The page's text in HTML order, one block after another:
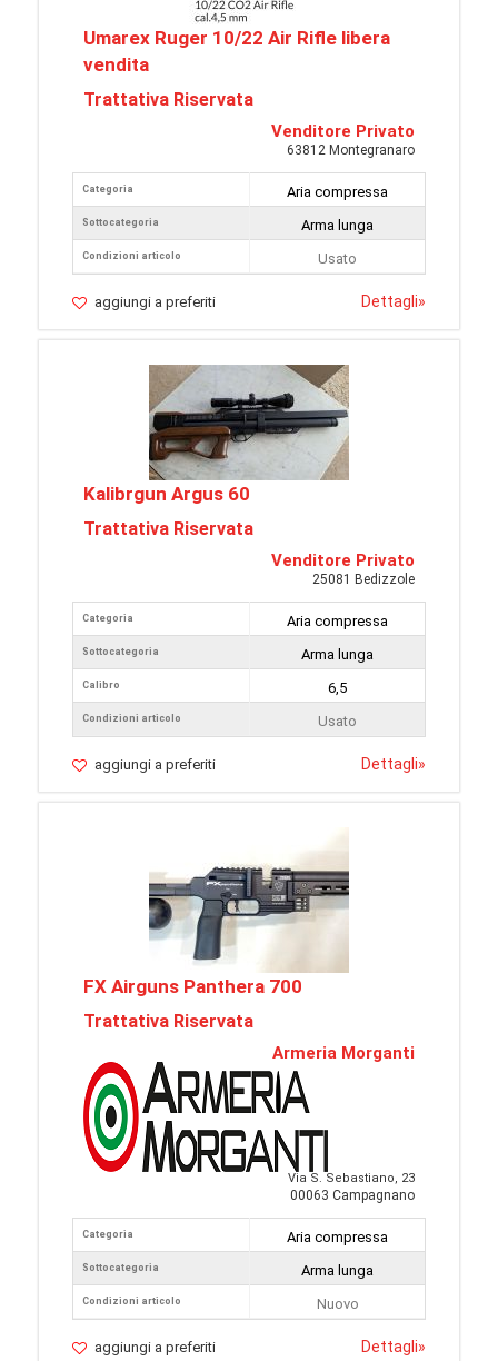
Umarex Ruger 10/22 Air Rifle libera
vendita
Trattativa Riservata
Venditore Privato
63812 Montegranaro
Categoria
Sottocategoria
Condizioni articolo
Aria compressa
Arma lunga
Usato
aggiungi a preferiti Dettagli»
Kalibrgun Argus 60
Trattativa Riservata
Venditore Privato
25081 Bedizzole
Categoria
Sottocategoria
Calibro
Condizioni articolo
Aria compressa
Arma lunga
6,5
Usato
aggiungi a preferiti Dettagli»
FX Airguns Panthera 700
Trattativa Riservata
Armeria Morganti
Via S. Sebastiano, 23
00063 Campagnano
Categoria
Sottocategoria
Condizioni articolo
Aria compressa
Arma lunga
Nuovo
aggiungi a preferiti Dettagli»